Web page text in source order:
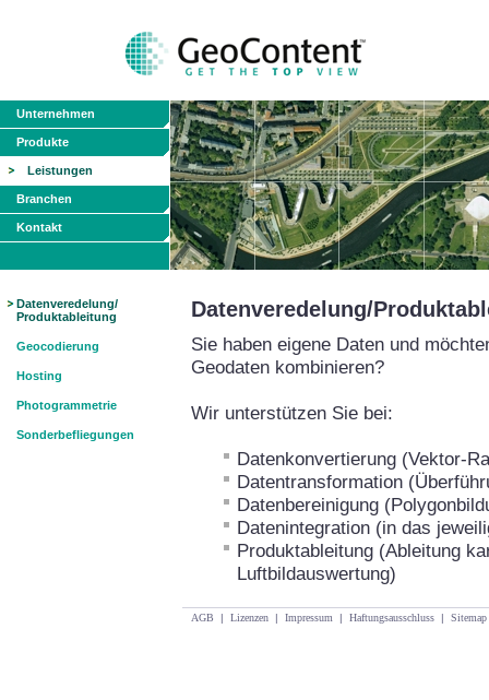
Unternehmen
Produkte
Leistungen
Branchen
Kontakt
Datenveredelung/
Produktableitung
Geocodierung
Hosting
Photogrammetrie
Sonderbefliegungen
Datenveredelung/
Sie haben eigene Daten und
Geodaten kombinieren?
Wir unterstützen Sie bei:
Datenkonvertierung (Vektor-
Datentransformation
Datenbereinigung
Datenintegration (in das
Produktableitung (Ableitung
Luftbildauswertung)
AGB | Lizenzen | Impressum | Haftungsausschluss | Sitemap